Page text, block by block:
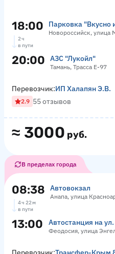
18:00 Парковка "Вкусно
Новороссийск, улица
2 ч
в пути
20:00 АЗС "Лукойл"
Тамань, Трасса Е-97
≈ 3000 руб.
Перевозчик:ИП Халапян Э.В.
2.9 55 отзывов
В пределах города
08:38 Автовокзал
Анапа, улица
4 ч 22 м
в пути
13:00 Автостанция на
Феодосия, улица